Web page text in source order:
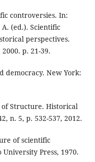
controversies. In:
A. (ed.). Scientific
perspectives.
p. 21-39.
democracy. New York:
of Structure. Historical
n. 5, p. 532-537, 2012.
of scientific
Press, 1970.